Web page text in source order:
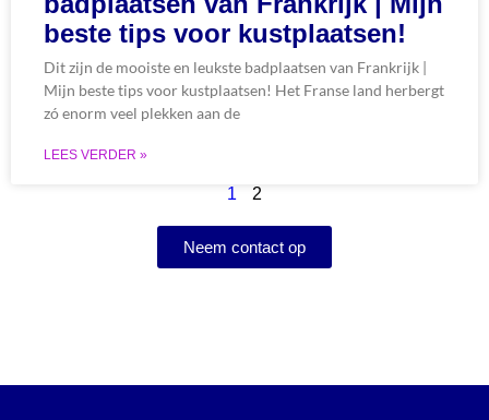
beste tips voor kustplaatsen!
Dit zijn de mooiste en leukste badplaatsen van Frankrijk |
Mijn beste tips voor kustplaatsen! Het Franse land herbergt
zó enorm veel plekken aan de
LEES VERDER »
1 2
Neem contact op